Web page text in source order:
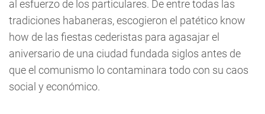
al esfuerzo de los particulares. De entre todas las
tradiciones habaneras, escogieron el patético know
how de las fiestas cederistas para agasajar el
aniversario de una ciudad fundada siglos antes de
que el comunismo lo contaminara todo con su caos
social y económico.